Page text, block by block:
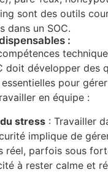
sont des outils
dans un SOC.
:
doit développer des
pour
en équipe :
stress : Travailler
implique de
réel, parfois sous
à rester calme et